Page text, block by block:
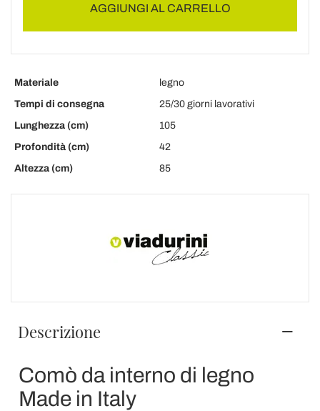
AGGIUNGI AL CARRELLO
Materiale
legno
Tempi di consegna
25/30 giorni lavorativi
Lunghezza (cm)
105
Profondità (cm)
42
Altezza (cm)
85
Descrizione
Comò da interno di legno
Made in Italy